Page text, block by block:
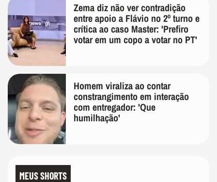
Zema diz não ver contradição
entre apoio a Flávio no 2º turno e
crítica ao caso Master: 'Prefiro
votar em um copo a votar no PT'
Homem viraliza ao contar
constrangimento em interação
com entregador: 'Que
humilhação'
MEUS SHORTS